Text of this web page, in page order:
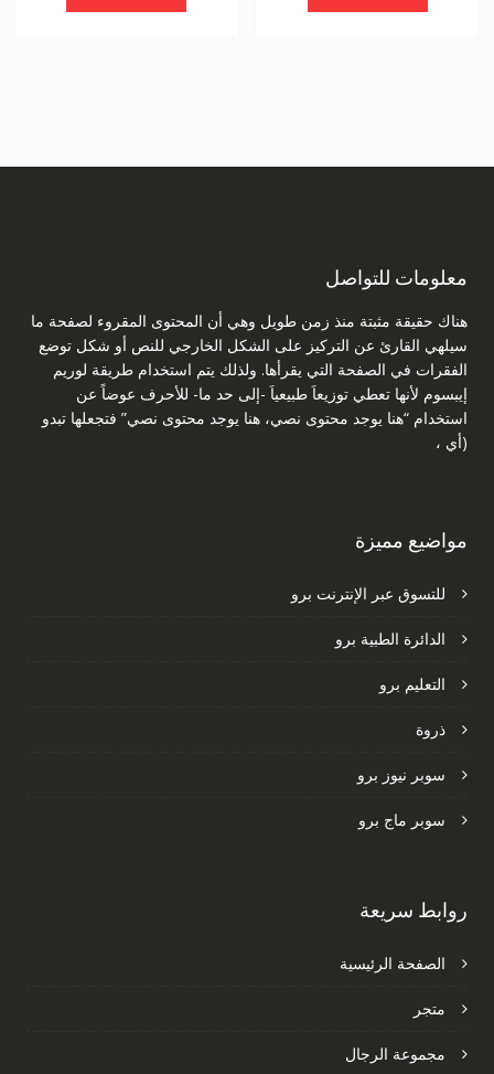
معلومات للتواصل
هناك حقيقة مثبتة منذ زمن طويل وهي أن المحتوى المقروء لصفحة ما
سيلهي القارئ عن التركيز على الشكل الخارجي للنص أو شكل توضع
الفقرات في الصفحة التي يقرأها. ولذلك يتم استخدام طريقة لوريم
إيبسوم لأنها تعطي توزيعاَ طبيعياَ -إلى حد ما- للأحرف عوضاً عن
استخدام “هنا يوجد محتوى نصي، هنا يوجد محتوى نصي” فتجعلها تبدو
(أي ،
مواضيع مميزة
للتسوق عبر الإنترنت برو
الدائرة الطبية برو
التعليم برو
ذروة
سوبر نيوز برو
سوبر ماج برو
روابط سريعة
الصفحة الرئيسية
متجر
مجموعة الرجال